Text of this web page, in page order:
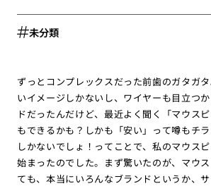
未分類
ずっとコンプレックスだった前歯のガタガ
いイメージしかないし、ワイヤーも目立つ
ドだったんだけど、最近よく聞く「マウス
もできるかも？しかも「安い」って噂もチ
しかないでしょ！ってことで、私のマウス
始まったのでした。まず驚いたのが、マウ
ても、本当にいろんなブランドというか、